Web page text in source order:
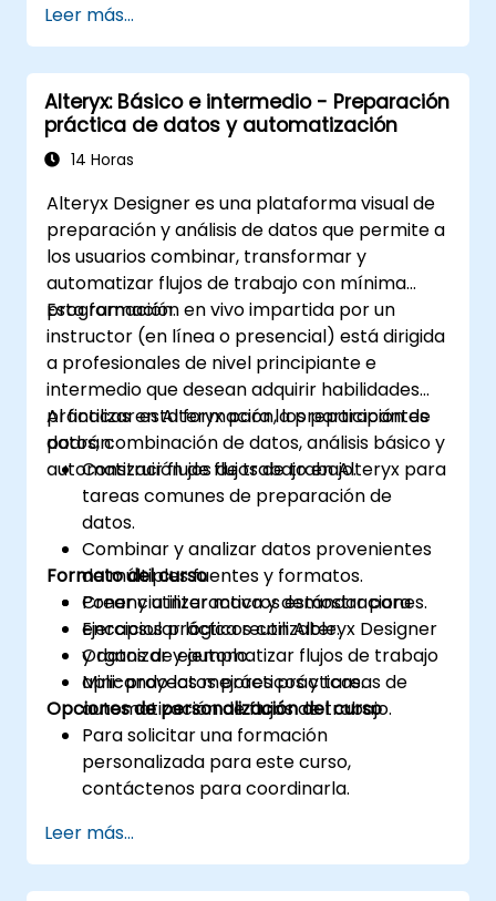
incluidos filtros interactivos y gráficos.
Automatizar flujos de trabajo de informes
para actualizaciones de datos en tiempo
real.
Aplicar las mejores prácticas para la
narración visual y la personalización de
Leer más...
Alteryx: Básico e intermedio - Preparación
práctica de datos y automatización
14 Horas
Alteryx Designer es una plataforma visual de
preparación y análisis de datos que permite a
los usuarios combinar, transformar y
automatizar flujos de trabajo con mínima
programación.
Esta formación en vivo impartida por un
instructor (en línea o presencial) está dirigida
a profesionales de nivel principiante e
intermedio que desean adquirir habilidades
prácticas en Alteryx para la preparación de
datos, combinación de datos, análisis básico y
automatización de flujos de trabajo.
Al finalizar esta formación, los participantes
podrán:
Construir flujos de trabajo en Alteryx para
tareas comunes de preparación de
datos.
Combinar y analizar datos provenientes
de múltiples fuentes y formatos.
Crear y utilizar macros estándar para
encapsular lógica reutilizable.
Organizar y automatizar flujos de trabajo
aplicando las mejores prácticas.
Formato del curso
Ponencia interactiva y demostraciones.
Ejercicios prácticos con Alteryx Designer
y datos de ejemplo.
Mini-proyectos prácticos y tareas de
automatización de flujos de trabajo.
Opciones de personalización del curso
Para solicitar una formación
personalizada para este curso,
contáctenos para coordinarla.
Leer más...